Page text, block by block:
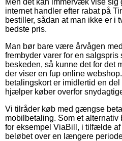
internet handler efter rabat på
bestiller, sådan at man ikke er i
bedste pris.
Man bør bare være årvågen
frembyder varer for en
beskeden, så kunne det for det
der viser en fup online
betalingskort er imidlertid en
hjælper køber overfor
Vi tilråder køb med gængse
mobilbetaling. Som et alternativ
for eksempel ViaBill, i tilfælde
beløbet over en længere